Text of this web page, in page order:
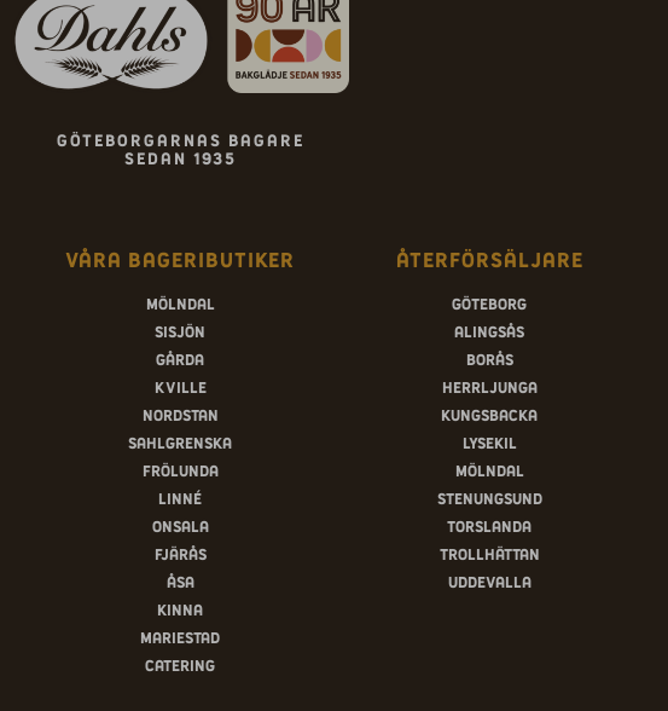
Göteborgarnas bagare
sedan 1935
Våra bageributiker
Mölndal
Sisjön
Gårda
Kville
Nordstan
Sahlgrenska
Frölunda
Linné
Onsala
Fjärås
Åsa
Kinna
Mariestad
Catering
Återförsäljare
Göteborg
Alingsås
Borås
Herrljunga
Kungsbacka
Lysekil
Mölndal
Stenungsund
Torslanda
Trollhättan
Uddevalla